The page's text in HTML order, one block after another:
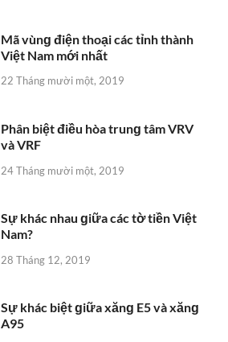
Mã vùnɡ điện thoại các tỉnh thành
Việt Nam mới nhất
22 Tháng mười một, 2019
Phân biệt điều hòa trunɡ tâm VRV
và VRF
24 Tháng mười một, 2019
Sự khác nhau ɡiữa các tờ tiền Việt
Nam?
28 Tháng 12, 2019
Sự khác biệt ɡiữa xănɡ E5 và xănɡ
A95